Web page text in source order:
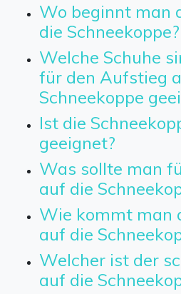
Wo beginnt man
die Schneekoppe?
Welche Schuhe
für den Aufstieg
Schneekoppe
Ist die
geeignet?
Was sollte man
auf die
Wie kommt man
auf die
Welcher ist der
auf die